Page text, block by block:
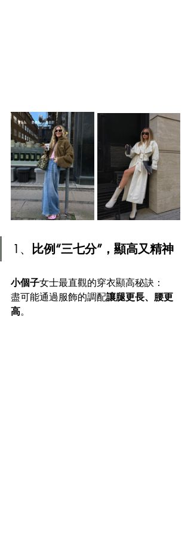
1、 比例“三七分”，顯高又精神
小個子女士最直觀的穿衣顯高秘訣：
盡可能通過服飾的調配讓腿更長、腰更
高。